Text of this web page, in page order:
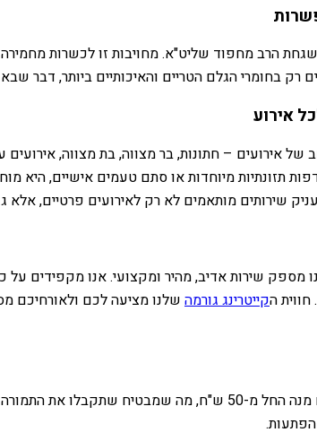
הרב מחפוד שליט"א. מחויבות זו לכשרות
רק בחומרי הגלם הטריים והאיכותיים ביותר, דבר שבא
אירוע
של אירועים – חתונות, בר מצווה, בת מצווה,
תזונתיות מיוחדות או סתם טעמים אישיים, היא
שירותים מותאמים לא רק לאירועים פרטיים, אלא
מספק שירות אדיב, מהיר ומקצועי. אנו מקפידים
חווית הקייטרינג גורמה שלנו מציעה לכם ולאורחיכם
אנו מציעים תמחור תחרותי והוגן, עם מנה החל